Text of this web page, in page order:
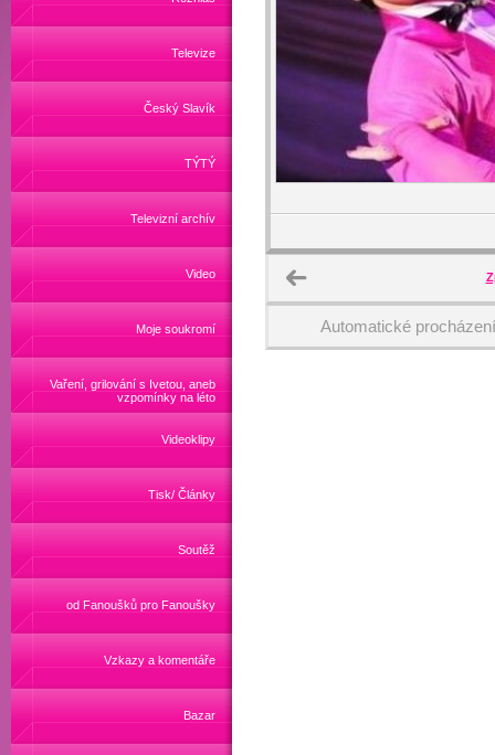
Televize
Český Slavík
TÝTÝ
Televizní archív
Video
Moje soukromí
Vaření, grilování s Ivetou, aneb
vzpomínky na léto
Videoklipy
Tisk/ Články
Soutěž
od Fanoušků pro Fanoušky
Vzkazy a komentáře
Bazar
Automatické